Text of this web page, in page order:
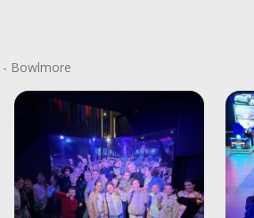
- Bowlmore